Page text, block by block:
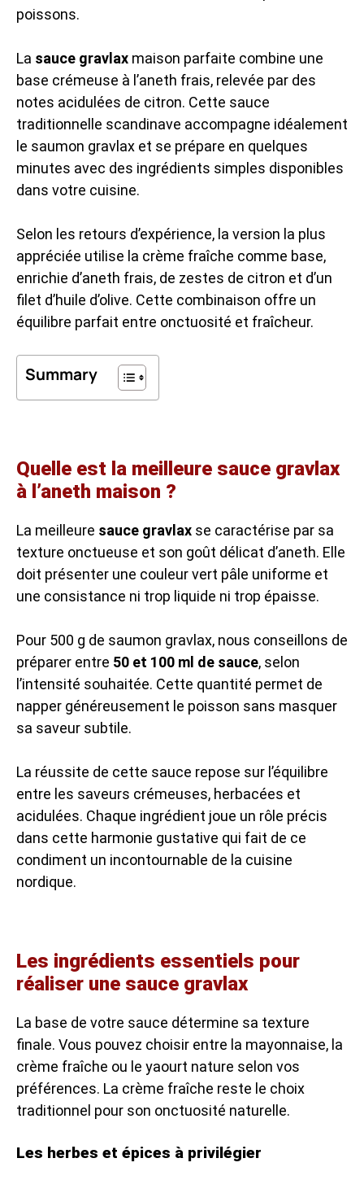
poissons.
La sauce gravlax maison parfaite combine une
base crémeuse à l’aneth frais, relevée par des
notes acidulées de citron. Cette sauce
traditionnelle scandinave accompagne idéalement
le saumon gravlax et se prépare en quelques
minutes avec des ingrédients simples disponibles
dans votre cuisine.
Selon les retours d’expérience, la version la plus
appréciée utilise la crème fraîche comme base,
enrichie d’aneth frais, de zestes de citron et d’un
filet d’huile d’olive. Cette combinaison offre un
équilibre parfait entre onctuosité et fraîcheur.
Summary
Quelle est la meilleure sauce gravlax
à l’aneth maison ?
La meilleure sauce gravlax se caractérise par sa
texture onctueuse et son goût délicat d’aneth. Elle
doit présenter une couleur vert pâle uniforme et
une consistance ni trop liquide ni trop épaisse.
Pour 500 g de saumon gravlax, nous conseillons de
préparer entre 50 et 100 ml de sauce, selon
l’intensité souhaitée. Cette quantité permet de
napper généreusement le poisson sans masquer
sa saveur subtile.
La réussite de cette sauce repose sur l’équilibre
entre les saveurs crémeuses, herbacées et
acidulées. Chaque ingrédient joue un rôle précis
dans cette harmonie gustative qui fait de ce
condiment un incontournable de la cuisine
nordique.
Les ingrédients essentiels pour
réaliser une sauce gravlax
La base de votre sauce détermine sa texture
finale. Vous pouvez choisir entre la mayonnaise, la
crème fraîche ou le yaourt nature selon vos
préférences. La crème fraîche reste le choix
traditionnel pour son onctuosité naturelle.
Les herbes et épices à privilégier